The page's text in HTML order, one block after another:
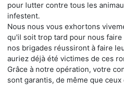
pour lutter contre tous les
infestent.
Nous nous vous exhortons
qu'il soit trop tard pour nous
nos brigades réussiront à faire
auriez déjà été victimes de ces
Grâce à notre opération, votre
sont garantis, de même que